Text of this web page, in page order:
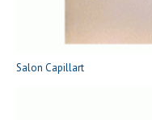
Salon Capillart